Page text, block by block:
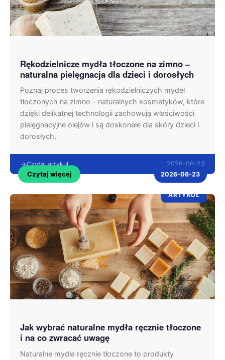
Czytaj więcej 2026-06-23
Rękodzielnicze mydła tłoczone na zimno –
naturalna pielęgnacja dla dzieci i dorosłych
Poznaj proces tworzenia rękodzielniczych mydeł
tłoczonych na zimno – naturalnych kosmetyków, które
dzięki delikatnej technologii zachowują właściwości
pielęgnacyjne olejów i są doskonałe dla skóry dzieci i
dorosłych.
Czytaj artykuł 2026-06-23
ARTYKUŁ
Jak wybrać naturalne mydła ręcznie tłoczone
i na co zwracać uwagę
Naturalne mydła ręcznie tłoczone to produkty